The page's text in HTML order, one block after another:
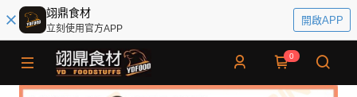
翊鼎食材
立刻使用官方APP
開啟APP
0